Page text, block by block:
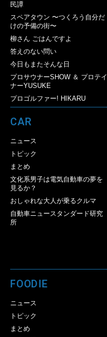
民譚
スペアタウン 〜つくろう自分だ
けの予備の街〜
柳さん ごはんですよ
答えのない問い
今日もまたそんな日
プロサウナーSHOW ＆ プロテイ
ナーYUSUKE
プロゴルファー! HIKARU
CAR
ニュース
トピック
まとめ
文化系男子は電気自動車の夢を
見るか？
おしゃれな大人が乗るクルマ
自動車ニュースタンダード研究
所
FOODIE
ニュース
トピック
まとめ